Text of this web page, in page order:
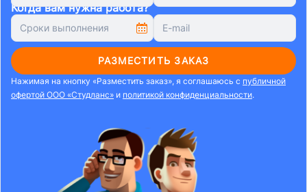
Когда вам нужна работа?
РАЗМЕСТИТЬ ЗАКАЗ
Нажимая на кнопку «Разместить заказ», я соглашаюсь с публичной
офертой ООО «Студланс» и политикой конфиденциальности.